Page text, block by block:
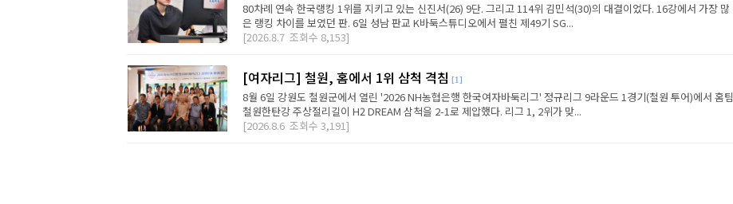
80차례 연속 한국랭킹 1위를 지키고 있는 신진서(26) 9단. 그리고 114위 김민석(30)의 대결이었다. 16강에서 가장 많
은 랭킹 차이를 보였던 판. 6일 성남 판교 K바둑스튜디오에서 펼친 제49기 SG...
[2026.8.7 조회수 8,153]
[여자리그] 철원, 홈에서 1위 삼척 격침 [1]
8월 6일 강원도 철원군에서 열린 '2026 NH농협은행 한국여자바둑리그' 정규리그 9라운드 1경기(철원 투어)에서 홈팀
철원한탄강 주상절리길이 H2 DREAM 삼척을 2-1로 제압했다. 리그 1, 2위가 맞...
[2026.8.6 조회수 3,191]